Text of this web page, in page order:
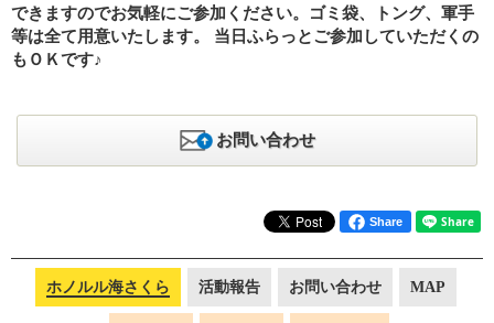
できますのでお気軽にご参加ください。ゴミ袋、トング、軍手
等は全て用意いたします。 当日ふらっとご参加していただくの
もＯＫです♪
お問い合わせ
Share
ホノルル海さくら 活動報告 お問い合わせ MAP